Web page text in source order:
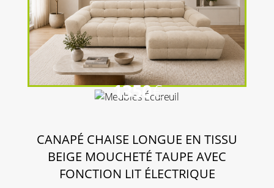
1350€
CANAPÉ CHAISE LONGUE EN TISSU
BEIGE MOUCHETÉ TAUPE AVEC
FONCTION LIT ÉLECTRIQUE